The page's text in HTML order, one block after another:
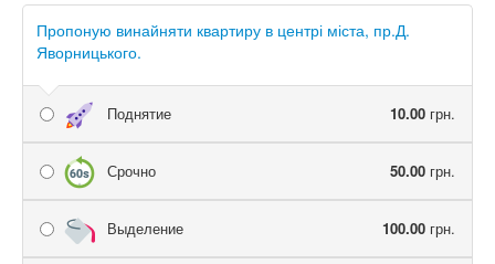
Пропоную винайняти квартиру в центрі міста, пр.Д.
Яворницького.
Поднятие 10.00 грн.
Срочно 50.00 грн.
Выделение 100.00 грн.